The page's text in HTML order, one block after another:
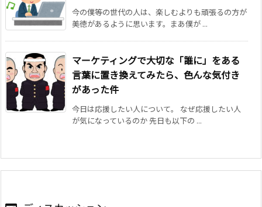
今の僕等の世代の人は、楽しむよりも頑張るの方が
美徳があるように思います。まあ僕が ...
マーケティングで大切な「誰に」をある
言葉に置き換えてみたら、色んな気付き
があった件
今日は応援したい人について。 なぜ応援したい人
が気になっているのか 先日も以下の ...